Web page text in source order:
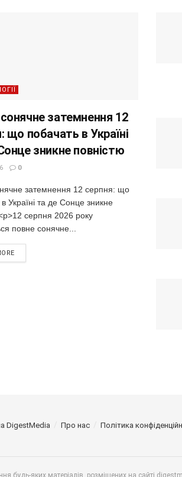
затемнення 12
що побачать в Україні
зникне повністю
0
затемнення 12 серпня: що
Україні та де Сонце зникне
серпня 2026 року
повне сонячне...
DigestMedia Про нас Політика